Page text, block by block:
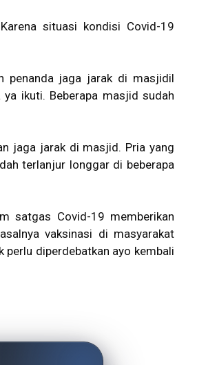
situasi kondisi Covid-19
penanda jaga jarak di masjidil
ikuti. Beberapa masjid sudah
jaga jarak di masjid. Pria yang
terlanjur longgar di beberapa
satgas Covid-19 memberikan
vaksinasi di masyarakat
perlu diperdebatkan ayo kembali